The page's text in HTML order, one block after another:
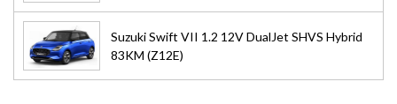
Suzuki Swift VII 1.2 12V DualJet SHVS Hybrid
83KM (Z12E)